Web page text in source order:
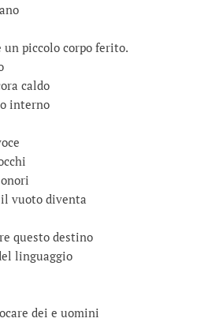
un piccolo corpo ferito.
caldo
interno
il vuoto diventa
questo destino
linguaggio
dei e uomini